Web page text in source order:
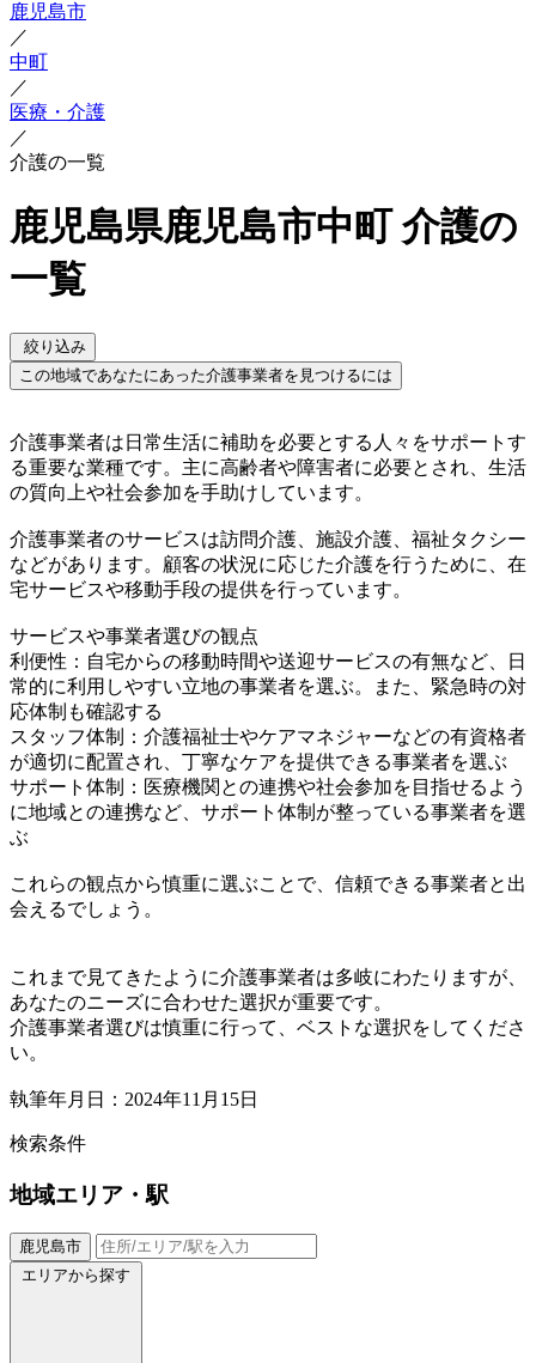
鹿児島市
／
中町
／
医療・介護
／
介護の一覧
鹿児島県鹿児島市中町 介護の
一覧
絞り込み
この地域であなたにあった介護事業者を見つけるには
介護事業者は日常生活に補助を必要とする人々をサポートす
る重要な業種です。主に高齢者や障害者に必要とされ、生活
の質向上や社会参加を手助けしています。
介護事業者のサービスは訪問介護、施設介護、福祉タクシー
などがあります。顧客の状況に応じた介護を行うために、在
宅サービスや移動手段の提供を行っています。
サービスや事業者選びの観点
利便性：自宅からの移動時間や送迎サービスの有無など、日
常的に利用しやすい立地の事業者を選ぶ。また、緊急時の対
応体制も確認する
スタッフ体制：介護福祉士やケアマネジャーなどの有資格者
が適切に配置され、丁寧なケアを提供できる事業者を選ぶ
サポート体制：医療機関との連携や社会参加を目指せるよう
に地域との連携など、サポート体制が整っている事業者を選
ぶ
これらの観点から慎重に選ぶことで、信頼できる事業者と出
会えるでしょう。
これまで見てきたように介護事業者は多岐にわたりますが、
あなたのニーズに合わせた選択が重要です。
介護事業者選びは慎重に行って、ベストな選択をしてくださ
い。
執筆年月日：2024年11月15日
検索条件
地域エリア・駅
鹿児島市
エリアから探す